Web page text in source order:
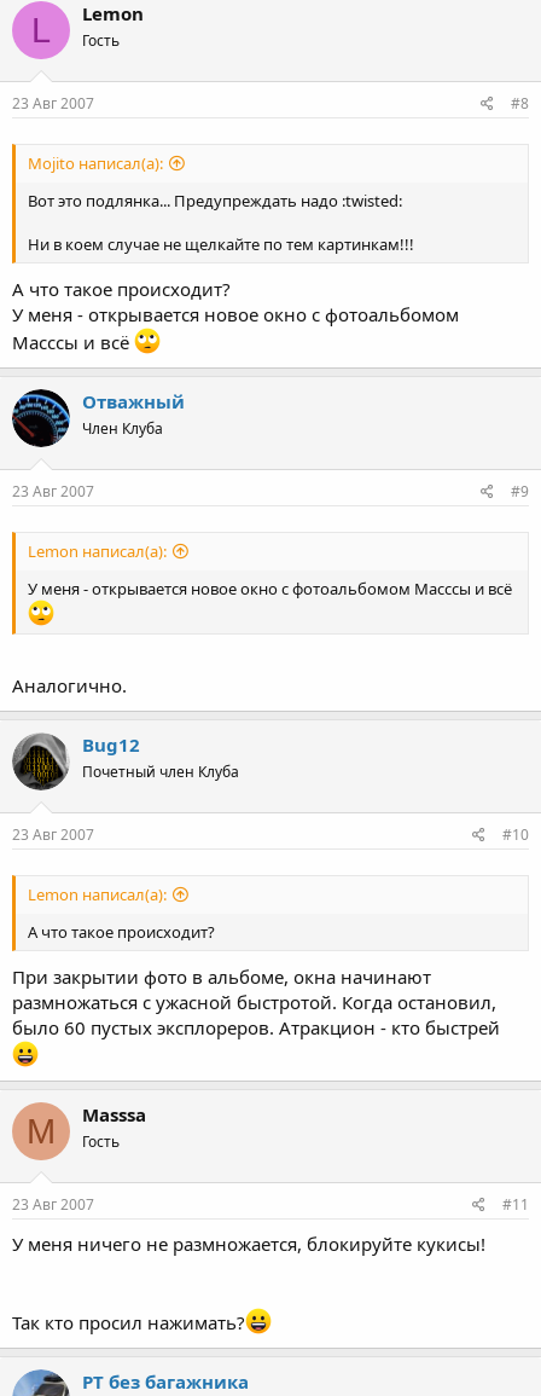
L Lemon
Гость
23 Авг 2007 #8
Mojito написал(а):
Вот это подлянка... Предупреждать надо :twisted:
Ни в коем случае не щелкайте по тем картинкам!!!
А что такое происходит?
У меня - открывается новое окно с фотоальбомом
Масссы и всё
Отважный
Член Клуба
23 Авг 2007 #9
Lemon написал(а):
У меня - открывается новое окно с фотоальбомом Масссы и всё
Аналогично.
Bug12
Почетный член Клуба
23 Авг 2007 #10
Lemon написал(а):
А что такое происходит?
При закрытии фото в альбоме, окна начинают
размножаться с ужасной быстротой. Когда остановил,
было 60 пустых эксплореров. Атракцион - кто быстрей
M Masssa
Гость
23 Авг 2007 #11
У меня ничего не размножается, блокируйте кукисы!
Так кто просил нажимать?
PT без багажника